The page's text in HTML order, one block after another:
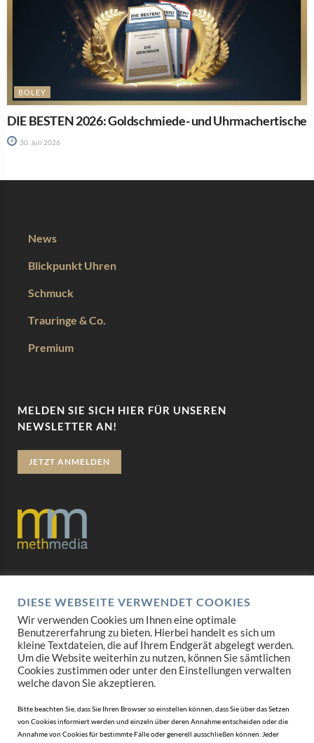
BOLEY
DIE BESTEN 2026: Goldschmiede- und Uhrmachertische
30. Juli 2026
News
Blickpunkt Uhren
Schmuck
Trauringe & Co.
Premium
MELDEN SIE SICH HIER FÜR UNSEREN
NEWSLETTER AN!
JETZT ANMELDEN
Datenschutz
Impressum
AGB
Mediadaten
DIESE WEBSEITE VERWENDET COOKIES
Wir verwenden Cookies um Ihnen eine optimale
Benutzererfahrung zu bieten. Hierbei handelt es sich um
kleine Textdateien, die auf Ihrem Endgerät abgelegt werden.
Um die Website weiterhin zu nutzen, können Sie sämtlichen
Cookies zustimmen oder unter den Einstellungen verwalten
welche davon Sie akzeptieren.
Bitte beachten Sie, dass Sie Ihren Browser so einstellen können, dass Sie über das Setzen
von Cookies informiert werden und einzeln über deren Annahme entscheiden oder die
Annahme von Cookies für bestimmte Fälle oder generell ausschließen können. Jeder